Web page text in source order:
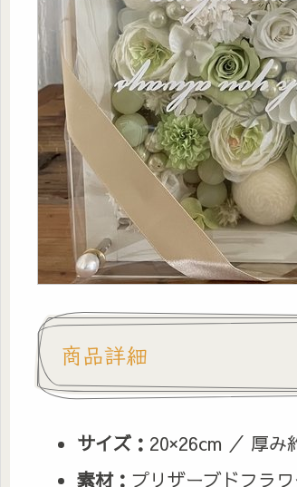
商品詳細
サイズ： 20×26cm ／ 厚み
素材： プリザーブドフラ